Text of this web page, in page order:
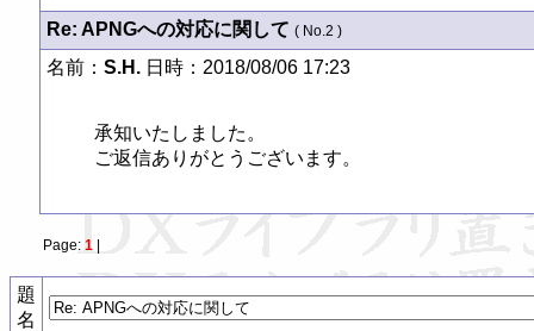
Re: APNGへの対応に関して ( No.2 )
名前： S.H.日時：2018/08/06 17:23
承知いたしました。
ご返信ありがとうございます。
Page: 1|
題
名